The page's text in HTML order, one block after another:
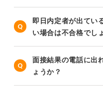
即日内定者が出てい
い場合は不合格でし
面接結果の電話に出
ょうか？